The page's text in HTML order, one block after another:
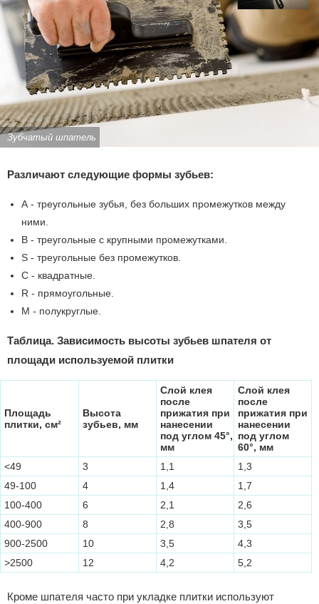
Зубчатый шпатель
Различают следующие формы зубьев:
А - треугольные зубья, без больших промежутков между
ними.
В - треугольные с крупными промежутками.
S - треугольные без промежутков.
C - квадратные.
R - прямоугольные.
M - полукруглые.
Таблица. Зависимость высоты зубьев шпателя от
площади используемой плитки
Площадь
плитки, см²
Высота
зубьев, мм
Слой клея
после
прижатия при
нанесении
под углом 45°,
мм
Слой клея
после
прижатия при
нанесении
под углом
60°, мм
<49
3 1,1
1,3
49-100
4 1,4
1,7
100-400
6 2,1
2,6
400-900
8 2,8
3,5
900-2500
10 3,5
4,3
>2500
12 4,2 5,2
Кроме шпателя часто при укладке плитки используют